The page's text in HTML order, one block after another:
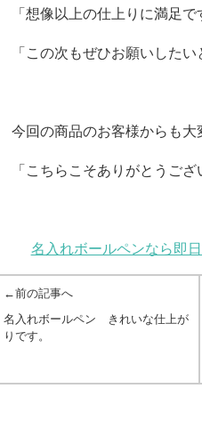
「想像以上の仕上りに満足で
「この次もぜひお願いしたい
今回の商品のお客様からも大
「こちらこそありがとうござ
名入れボールペンなら即
←前の記事へ
名入れボールペン きれいな仕上が
りです。